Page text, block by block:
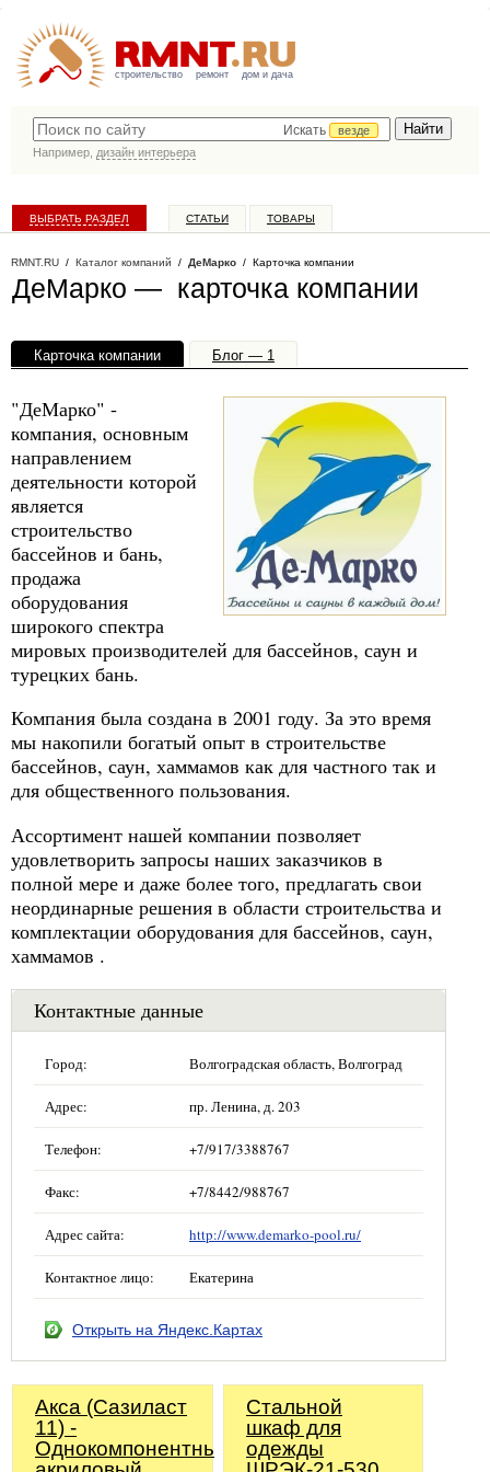
строительство ремонт дом и дача
Искать
везде
Например, дизайн интерьера
ВЫБРАТЬ РАЗДЕЛ СТАТЬИ ТОВАРЫ
RMNT.RU / Каталог компаний / ДеМарко / Карточка компании
ДеМарко — карточка компании
Карточка компании
Блог — 1
"ДеМарко" -
компания, основным
направлением
деятельности которой
является
строительство
бассейнов и бань,
продажа
оборудования
широкого спектра
мировых производителей для бассейнов, саун и
турецких бань.
Компания была создана в 2001 году. За это время
мы накопили богатый опыт в строительстве
бассейнов, саун, хаммамов как для частного так и
для общественного пользования.
Ассортимент нашей компании позволяет
удовлетворить запросы наших заказчиков в
полной мере и даже более того, предлагать свои
неординарные решения в области строительства и
комплектации оборудования для бассейнов, саун,
хаммамов .
Контактные данные
Город: Волгоградская область, Волгоград
Адрес: пр. Ленина, д. 203
Телефон: +7/917/3388767
Факс: +7/8442/988767
Адрес сайта: http://www.demarko-pool.ru/
Контактное лицо: Екатерина
Открыть на Яндекс.Картах
Акса (Сазиласт
11) -
Однокомпонентный
Стальной
шкаф для
одежды